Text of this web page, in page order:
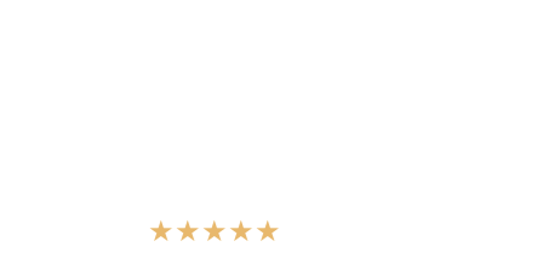
Hermann - Que la vie soit une